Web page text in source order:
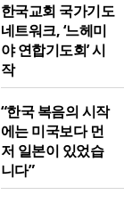
한국교회 국가기도
네트워크, ‘느헤미
야 연합기도회’ 시
작
“한국 복음의 시작
에는 미국보다 먼
저 일본이 있었습
니다”